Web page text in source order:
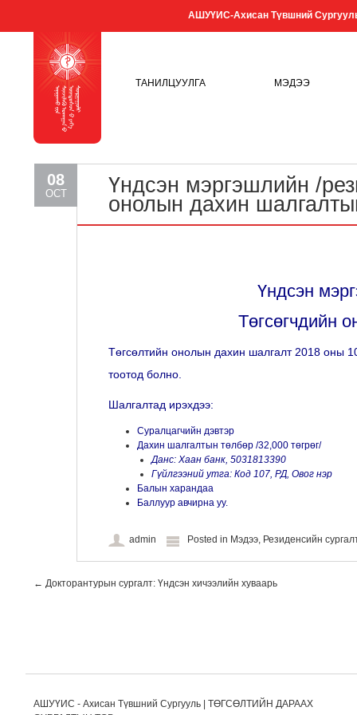
АШУҮИС-Ахисан Түвшний
ТАНИЛЦУУЛГА МЭДЭЭ
08
OCT
Үндсэн мэргэшлийн /
онолын дахин
Үндсэн
Төгсөгчдийн
Төгсөлтийн онолын дахин шалгалт 2018
тоотод болно.
Шалгалтад ирэхдээ:
Суралцагчийн дэвтэр
Дахин шалгалтын төлбөр /32,000 төгрөг/
Данс: Хаан банк, 5031813390
Гүйлгээний утга: Код 107, РД, Овог нэр
Балын харандаа
Баллуур авчирна уу.
admin Posted in Мэдээ, Резиденсийн
Post navigation
← Докторантурын сургалт: Үндсэн хичээлийн хуваарь
АШУҮИС - Ахисан Түвшний Сургууль | ТӨГСӨЛТИЙН ДАРААХ